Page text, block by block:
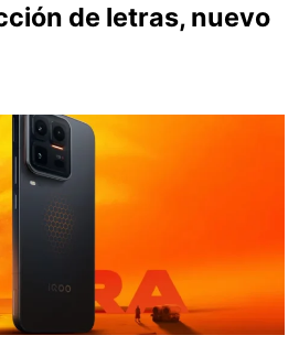
de letras, nuevo